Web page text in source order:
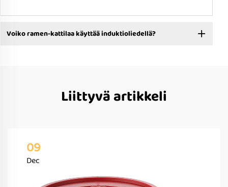
Voiko ramen-kattilaa käyttää induktioliedellä?
Liittyvä artikkeli
09
Dec